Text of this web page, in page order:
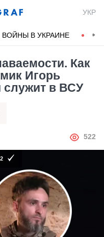
УКР
В УКРАИНЕ
Как
Игорь
служит в ВСУ
АВТОР
522